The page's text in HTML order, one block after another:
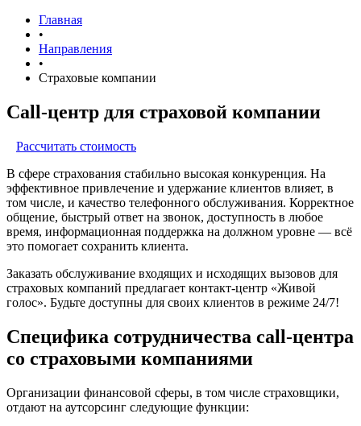
Главная
•
Направления
•
Страховые компании
Call-центр для страховой компании
Рассчитать стоимость
В сфере страхования стабильно высокая конкуренция. На
эффективное привлечение и удержание клиентов влияет, в
том числе, и качество телефонного обслуживания. Корректное
общение, быстрый ответ на звонок, доступность в любое
время, информационная поддержка на должном уровне — всё
это помогает сохранить клиента.
Заказать обслуживание входящих и исходящих вызовов для
страховых компаний предлагает контакт-центр «Живой
голос». Будьте доступны для своих клиентов в режиме 24/7!
Специфика сотрудничества call-центра
со страховыми компаниями
Организации финансовой сферы, в том числе страховщики,
отдают на аутсорсинг следующие функции: